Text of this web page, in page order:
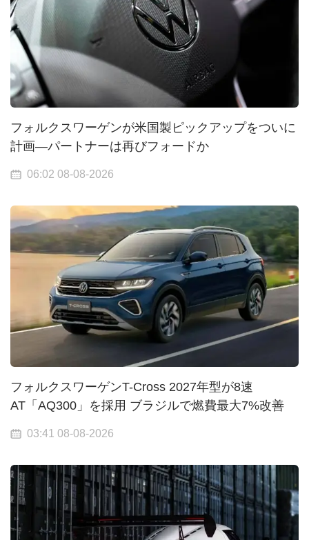
フォルクスワーゲンが米国製ピックアップをついに
計画—パートナーは再びフォードか
06:02 08-08-2026
フォルクスワーゲンT-Cross 2027年型が8速
AT「AQ300」を採用 ブラジルで燃費最大7%改善
03:41 08-08-2026